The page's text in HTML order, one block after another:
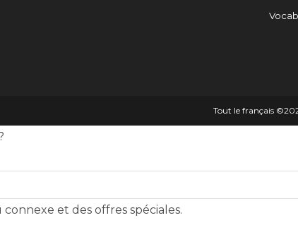
Tout le français
et des offres spéciales.